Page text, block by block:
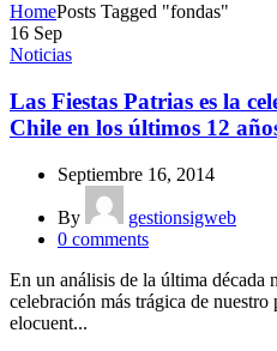
HomePosts Tagged "fondas"
16 Sep
Noticias
Las Fiestas Patrias es la
Chile en los últimos 12
Septiembre 16, 2014
By
gestionsigweb
0 comments
En un análisis de la última década
celebración más trágica de nuestro
elocuent...